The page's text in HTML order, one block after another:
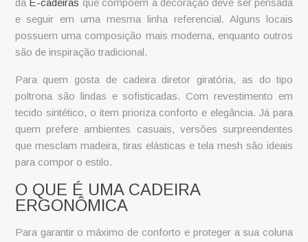
e seguir em uma mesma linha referencial. Alguns locais
possuem uma composição mais moderna, enquanto outros
são de inspiração tradicional.
Para quem gosta de cadeira diretor giratória, as do tipo
poltrona são lindas e sofisticadas. Com revestimento em
tecido sintético, o item prioriza conforto e elegância. Já para
quem prefere ambientes casuais, versões surpreendentes
que mesclam madeira, tiras elásticas e tela mesh são ideais
para compor o estilo.
O QUE É UMA CADEIRA
ERGONÔMICA
Para garantir o máximo de conforto e proteger a sua coluna